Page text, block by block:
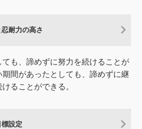
耐力の高さ
ても、諦めずに努力を続けることが
間があったとしても、諦めずに継
ることができる。
設定